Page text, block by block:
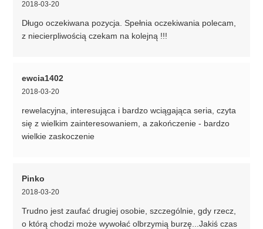
2018-03-20
Długo oczekiwana pozycja. Spełnia oczekiwania polecam,
z niecierpliwością czekam na kolejną !!!
ewcia1402
2018-03-20
rewelacyjna, interesująca i bardzo wciągająca seria, czyta
się z wielkim zainteresowaniem, a zakończenie - bardzo
wielkie zaskoczenie
Pinko
2018-03-20
Trudno jest zaufać drugiej osobie, szczególnie, gdy rzecz,
o którą chodzi może wywołać olbrzymią burzę...Jakiś czas